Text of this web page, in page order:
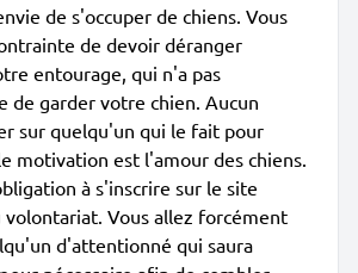
de s'occuper de chiens. Vous
de devoir déranger
entourage, qui n'a pas
de garder votre chien. Aucun
sur quelqu'un qui le fait pour
motivation est l'amour des chiens.
à s'inscrire sur le site
volontariat. Vous allez forcément
d'attentionné qui saura